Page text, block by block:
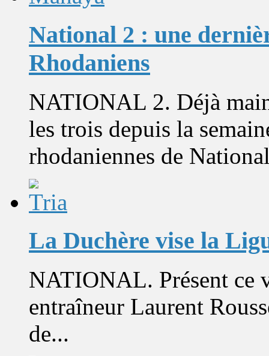
National 2 : une
Rhodaniens
NATIONAL 2. Déjà
les trois depuis la
rhodaniennes de
La Duchère vise la
NATIONAL. Présent ce
entraîneur Laurent
de...